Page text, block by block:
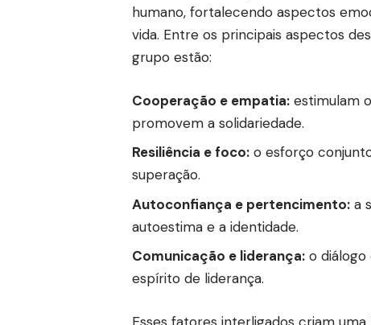
humano, fortalecendo aspectos
vida. Entre os principais aspectos
grupo estão:
Cooperação e empatia: estimulam
promovem a solidariedade.
Resiliência e foco: o esforço
superação.
Autoconfiança e pertencimento: a
autoestima e a identidade.
Comunicação e liderança: o
espírito de liderança.
Esses fatores interligados criam